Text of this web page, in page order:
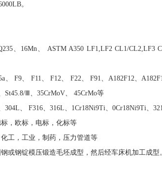
。
、16Mn、 ASTM A350 LF1,LF2 CL1/CL2,LF3
F9、 F11、 F12、 F22、 F91、A182F12、
St45.8/Ⅲ、35CrMoV、 45CrMo等
304L、 F316、316L、1Cr18Ni9Ti、0Cr18Ni9Ti、
，欧标，电标，化标等
工，工业，制药，压力管道等
或钢锭模压锻造毛坯成型，然后经车床机加工成型